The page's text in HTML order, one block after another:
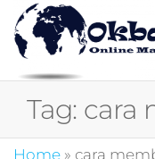
Tag: cara
Home » cara